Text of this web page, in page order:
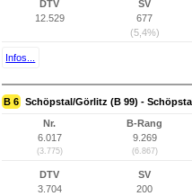
DTV
12.529
SV
677
(5,4%)
Infos...
B 6 Schöpstal/Görlitz (B 99) -
Nr.
6.017
(3.775)
B-Rang
9.269
(6.867)
DTV
3.704
SV
200